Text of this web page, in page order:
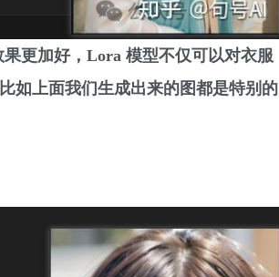
更加好，Lora 模型不仅可以对衣服
如上面我们生成出来的图都是特别的